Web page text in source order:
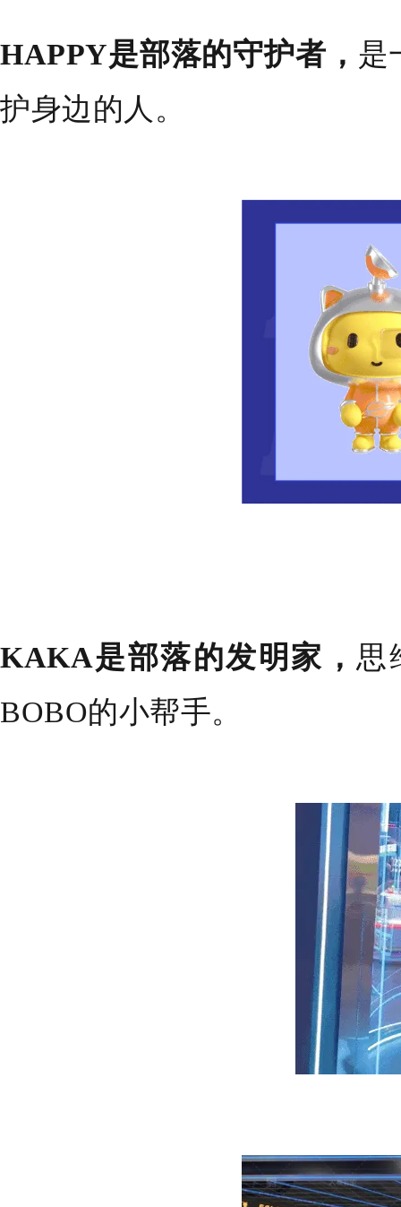
HAPPY是部落的守护者， 是
护身边的人。
KAKA是部落的发明家， 思
BOBO的小帮手。